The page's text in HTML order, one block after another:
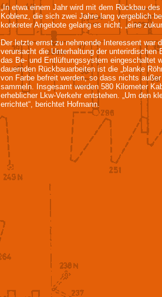
„In etwa einem Jahr wird mit dem Rückbau
Koblenz, die sich zwei Jahre lang vergeblich
konkreter Angebote gelang es nicht, „eine
Der letzte ernst zu nehmende Interessent war
verursacht die Unterhaltung der
das Be- und Entlüftungssystem eingeschaltet
dauernden Rückbauarbeiten ist die „blanke
von Farbe befreit werden, so dass nichts
sammeln. Insgesamt werden 580 Kilometer
erheblicher Lkw-Verkehr entstehen. „Um den
errichtet“, berichtet Hofmann.